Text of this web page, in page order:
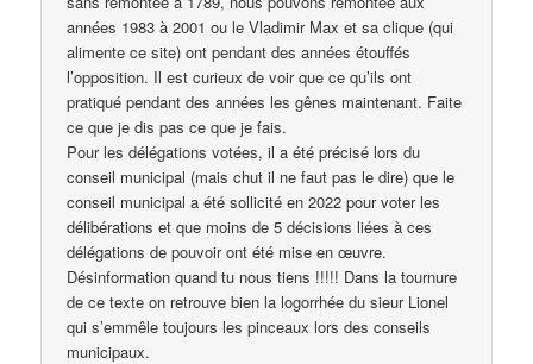
années 1983 à 2001 ou le Vladimir Max et sa clique (qui
alimente ce site) ont pendant des années étouffés
l’opposition. Il est curieux de voir que ce qu’ils ont
pratiqué pendant des années les gênes maintenant. Faite
ce que je dis pas ce que je fais.
Pour les délégations votées, il a été précisé lors du
conseil municipal (mais chut il ne faut pas le dire) que le
conseil municipal a été sollicité en 2022 pour voter les
délibérations et que moins de 5 décisions liées à ces
délégations de pouvoir ont été mise en œuvre.
Désinformation quand tu nous tiens !!!!! Dans la tournure
de ce texte on retrouve bien la logorrhée du sieur Lionel
qui s’emmêle toujours les pinceaux lors des conseils
municipaux.